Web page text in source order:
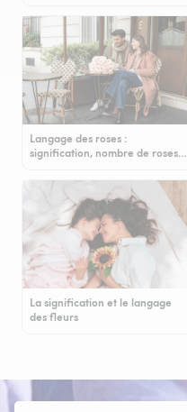
Langage des roses :
signification, nombre de roses…
La signification et le langage
des fleurs